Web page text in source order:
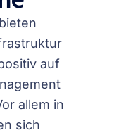
auf
allem in
sich